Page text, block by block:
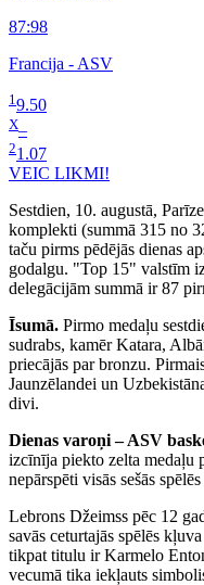
87:98
Francija - ASV
1 9.50
X–
21.07
VEIC LIKMI!
Sestdien, 10. augustā,
komplekti (summā 315 no
taču pirms pēdējās dienas
godalgu. "Top 15" valstīm
delegācijām summā ir 87
Īsumā. Pirmo medaļu
sudrabs, kamēr Katara,
priecājās par bronzu.
Jaunzēlandei un
divi.
Dienas varoņi – ASV
izcīnīja piekto zelta medaļu
nepārspēti visās sešās
Lebrons Džeimss pēc 12
savās ceturtajās spēlēs
tikpat titulu ir Karmelo
vecumā tika iekļauts